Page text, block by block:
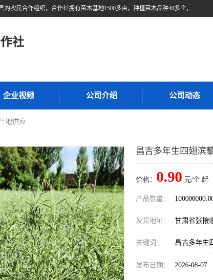
甘肃广恒源苗木农民合作社位于甘肃省临泽县，是一家从事苗木种植与销售的农民合作组织，合作社拥有苗木基地1500多亩，种植苗木品种40多个，年产各类苗木2000多万株。主营：白刺苗、红柳苗、梭梭苗等，我们以“种植一流的苗子，诚信经营”的经营理念，竭诚为每一位客户做优质的服务，欢迎来电咨询！
社
企业视频 公司介绍 公司动态
地供应
昌吉多年生四翅滨
价格： 0.90 元/个 起
产品数量：
发货地址： 甘肃省张掖
关键词： 昌吉多年生
发布日期： 2026-08-07